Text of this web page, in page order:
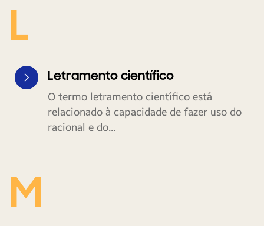
L
Letramento científico
O termo letramento científico está
relacionado à capacidade de fazer uso do
racional e do...
M